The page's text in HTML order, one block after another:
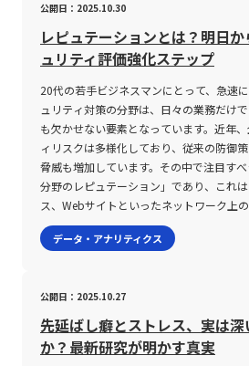
市場環境、銘柄ごとの特性といった多角的
特に、短期トレードにおいては値動きの
で、中長期投資においては安定性の高い低
利とされることから、投資目的に合わせた
ります。また、計算方法や流動性リスク、
ラティリティの相対的な評価についても
ク管理策を講じることが必要です。2025
の進歩や市場環境の多様化により、ボラ
はより複雑化していますが、その分、精
へと進化していることは明らかです。 若
後ますますグローバルな視点から資産運
しております。市場の動向を見極め、科学
の精度向上が期待できる。 しかしながら
しすぎることなく、投資家自身の市場観
要視されるべきである。 市場の変化に応
論と実践を両立させたトレード手法の確立
となるだろう。 まとめ 本記事では、「ボラティリティ」という金
融用語の意味やその種類、そして取引に
いて、具体的かつ詳細に解説してきた。
市場における価格の変動率を示す指標で
を評価し取引戦略を立案する際の重要な
ドボラティリティ、ヒストリカルボラティ
ラティリティといった複数の視点から市
は、特にFX市場において有効である。 ま
性、さらには時間帯や季節といった外部要
急激な変動により予期せぬ損失を招くリス
取引を行う際には各種テクニカル指標の活
らにAIなどの最新技術を取り入れた相場
に、若手ビジネスマンにとっては、リスク
も、利用する社員にとって操作性が低いと
を招く恐れがあるため、トライアル運用
どを通じて、現場視点での評価を十分に行
とめ 本記事では、20代の若手ビジネスマンを対象に、最新のビジ
ネス環境において重要性を増している「人
述しました。システム化された人事管理
による管理方法と比べ、情報の更新や一
ネジメントを通じた組織改善に大きく寄
テムの機能は採用管理、人事評価、勤怠
またがり、各企業の多様なニーズに対応で
す。一方で、システム導入においては、
した機能性、提供形態、サポート体制、
連携など複数の要件を精査し、総合的に判
す。企業は、迅速な情報更新と正確なデー
な人事システムの導入を通じて、業務効率
的な組織強化を実現するチャンスを手にし
境や働き方のさらなる変革が予想される中
用コスト、期待される利益の増加やコスト
を検討材料とします。 第二に、実際にツ
アウト作成に着手します。まず意思決定
し、その中に今回のテーマを明記します。
する選択肢を整理し、確率ノードやイベン
置き換えていきます。各選択肢について
して、期待値や発生確率、各プロセスに
値を添えることで、全体の評価精度が向
出された選択肢をもとに、段階的な分岐
的なプロセスや、導入後に想定される各種
フィットを評価するために、各分岐先に
行います。この段階での数値評価は、実
実績データや市場調査、フィードバック
て再構築・修正を行うことが不可欠です。
や結果が明確になった段階で、ツリーの終
置し、全体のプロセスをクローズします
額や効率性、リスク回避策などを詳細に記
とであり、その区間内に含まれるデータ数
トします。また、各階級の「階級値」とは
値を意味し、一般的には階級の上下限の
えば、あるデータが「70歳以上75歳未満
れる場合、その階級値は (70＋
り、度数分布表から全体の平均値を求め
値×度数)／度数の合計）を用いて、具体
ことが可能となります。 さらに、度数分布表はグラフとして視覚
化することにより、ヒストグラムと呼ば
も一般的です。ヒストグラムは、各階級ご
すため、データの偏りや集中傾向を直感
ます。この手法は、マーケティングリサ
らには製品の品質管理に至るまで、幅広い
を階級ごとに区分する際の「階級幅」の設
響します。階級幅が狭すぎると、表が複雑
データの細部が失われ、全体の傾向を正
性があります。適切な階級幅の設定は、デ
初期値と最終値をもとに、年ごとの平均成
のです。具体的には、年間毎に記録される
が、どの程度のペースで増加したかを定
られます。例えば、ある企業の初年度売上
終年度売上が300億円となった場合、単純
を通しての実質的な増加率を示すために
お、CAGRは期間内の業績の波を平準化
短期的な変動要因を排除して中長期の成
の有力なツールです。また、CAGRは従
り、複利効果を考慮しているため、成長の
できる点が特徴です。 CAGRの注意点 一方で、CAGRの利用にあた
ってはいくつかの重要な注意点があります
あくまで期間全体の平均値を算出するため
るため、短期の変動要因やリスク評価が十
あります。また、CAGRは使用するデータ
るため、異常値や外れ値が含まれる場合、
過小に評価してしまうリスクが存在します
公開日：2025.10.30
レピュテーションとは？明日
ュリティ評価強化ステップ
20代の若手ビジネスマンにとって、急速
ュリティ対策の分野は、日々の業務だけ
も欠かせない要素となっています。近年
ィリスクは多様化しており、従来の防御
脅威も増加しています。その中で注目す
分野のレピュテーション」であり、これ
ス、Webサイトといったネットワーク上
実績や行動履歴に基づき信頼性を評価す
レピュテーションの仕組みやその種類、ま
におけるレピュテーションとは、本来「評
味合いを持つ言葉を基に、IPアドレス、ド
各種ネットワーク上の対象物の信頼性を
を指します。具体的には、過去の活動履歴
データ・アナリティクス
公開日：2025.10.27
先延ばし癖とストレス、実は
か？最新研究が明かす真実